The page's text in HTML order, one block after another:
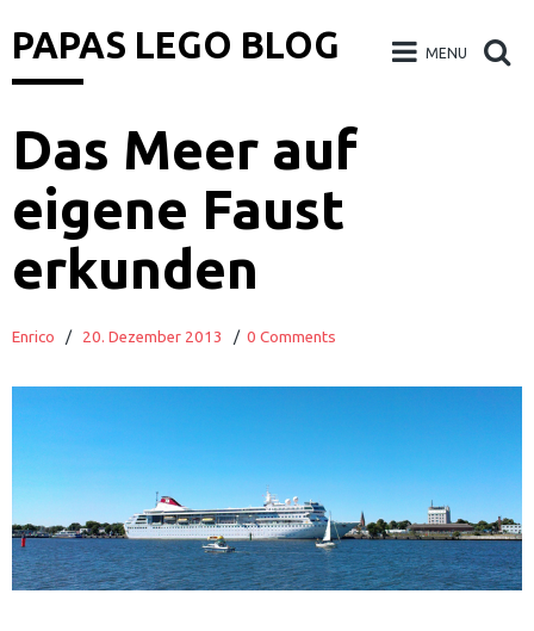
PAPAS LEGO BLOG MENU
content
Das Meer auf
eigene Faust
erkunden
Enrico / 20. Dezember 2013 / 0 Comments